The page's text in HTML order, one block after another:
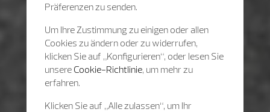
Präferenzen zu senden.
Um Ihre Zustimmung zu einigen oder allen
Cookies zu ändern oder zu widerrufen,
klicken Sie auf „Konfigurieren“, oder lesen Sie
unsere Cookie-Richtlinie, um mehr zu
erfahren.
Klicken Sie auf „Alle zulassen“, um Ihr